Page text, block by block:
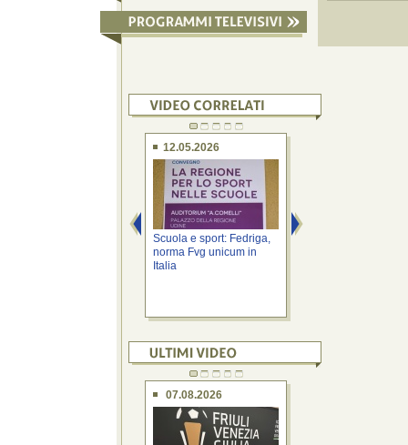
12.05.2026
Scuola e sport: Fedriga,
norma Fvg unicum in
Italia
07.08.2026